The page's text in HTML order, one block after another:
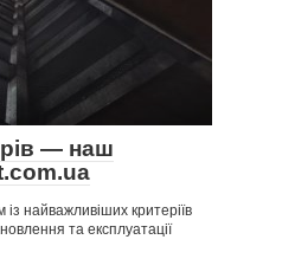
— наш
найважливіших критеріїв
та експлуатації